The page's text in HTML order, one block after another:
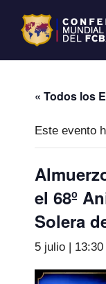
« Todos los
Este evento
el 68º
Solera
5 julio | 13:30